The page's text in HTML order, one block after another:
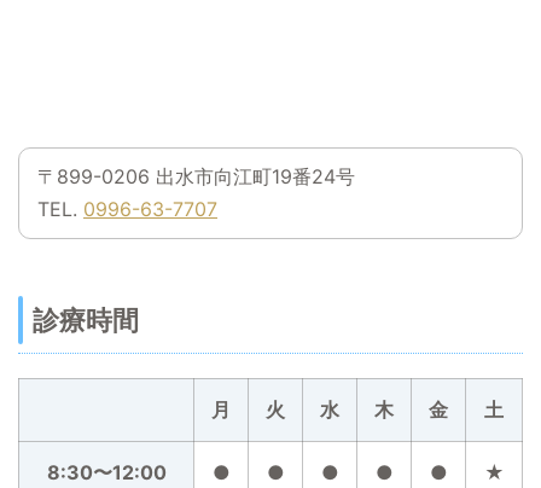
〒899-0206 出水市向江町19番24号
TEL. 0996-63-7707
診療時間
月 火 水 木 金 土
8:30〜12:00 ● ● ● ● ● ★